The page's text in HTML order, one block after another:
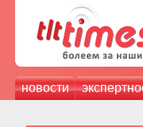
новости